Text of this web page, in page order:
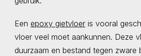
Een epoxy gietvloer is vooral
vloer veel moet aankunnen. Deze
duurzaam en bestand tegen zware